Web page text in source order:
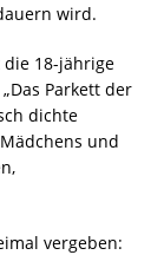
wird.
18-jährige
Parkett der
dichte
und
vergeben: